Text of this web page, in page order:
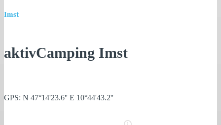
Imst
aktivCamping Imst
GPS: N 47°14'23.6'' E 10°44'43.2''